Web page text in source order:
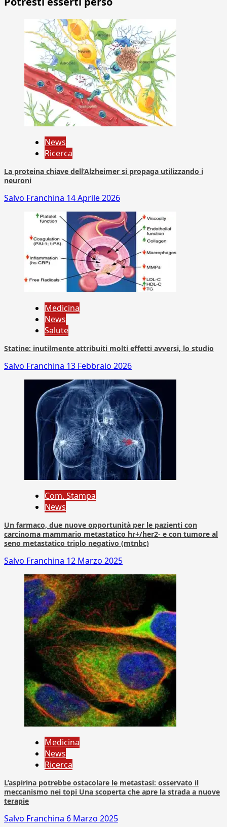
News
Ricerca
La proteina chiave dell’Alzheimer si propaga utilizzando i
neuroni
Salvo Franchina 14 Aprile 2026
Medicina
News
Salute
Statine: inutilmente attribuiti molti effetti avversi, lo studio
Salvo Franchina 13 Febbraio 2026
Com. Stampa
News
Un farmaco, due nuove opportunità per le pazienti con
carcinoma mammario metastatico hr+/her2- e con tumore al
seno metastatico triplo negativo (mtnbc)
Salvo Franchina 12 Marzo 2025
Medicina
News
Ricerca
L’aspirina potrebbe ostacolare le metastasi: osservato il
meccanismo nei topi Una scoperta che apre la strada a nuove
terapie
Salvo Franchina 6 Marzo 2025